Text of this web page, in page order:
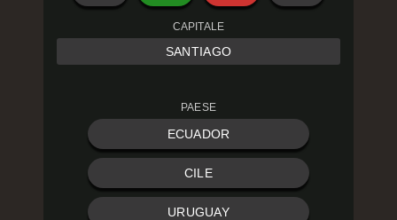
CAPITALE
SANTIAGO
PAESE
ECUADOR
CILE
URUGUAY